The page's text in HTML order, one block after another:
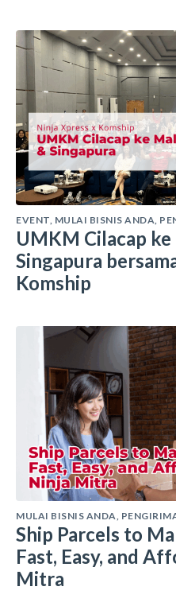
EVENT, MULAI BISNIS ANDA,
UMKM Cilacap
Singapura
Komship
MULAI BISNIS ANDA,
Ship Parcels to
Fast, Easy, and
Mitra